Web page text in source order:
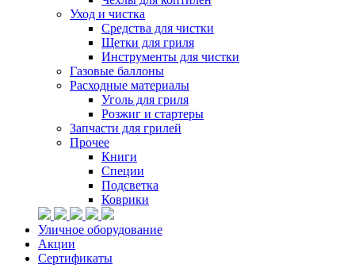
Уход и чистка
Средства для чистки
Щетки для гриля
Инструменты для чистки
Газовые баллоны
Расходные материалы
Уголь для гриля
Розжиг и стартеры
Запчасти для грилей
Прочее
Книги
Специи
Подсветка
Коврики
Уличное оборудование
Акции
Сертификаты